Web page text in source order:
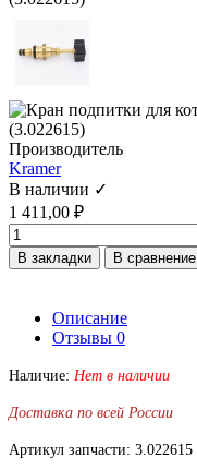
Производитель
Kramer
В наличии ✓
1 411,00 ₽
В закладки
В сравнение
Описание
Отзывы 0
Наличие: Нет в наличии
Доставка по всей России
Артикул запчасти: 3.022615